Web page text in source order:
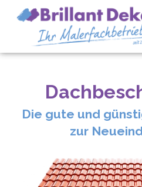
Die gute und
zur